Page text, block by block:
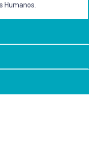
Humanos.
comunidade e suas
NO BRASIL
práticas teatrais